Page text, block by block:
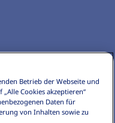
Betrieb der Webseite und
Cookies akzeptieren“
Daten für
von Inhalten sowie zu